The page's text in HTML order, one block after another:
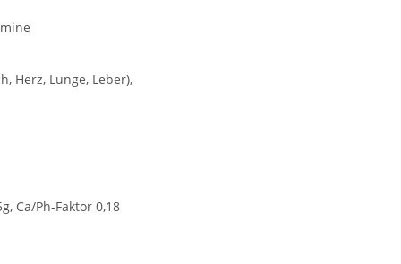
Herz, Lunge, Leber),
Ca/Ph-Faktor 0,18